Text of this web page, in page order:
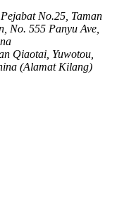
No.25, Taman
No. 555 Panyu Ave,
Qiaotai, Yuwotou,
(Alamat Kilang)